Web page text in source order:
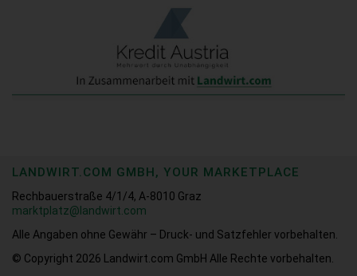
LANDWIRT.COM GMBH, YOUR MARKETPLACE
Rechbauerstraße 4/1/4, A-8010 Graz
marktplatz@landwirt.com
Alle Angaben ohne Gewähr – Druck- und Satzfehler vorbehalten.
© Copyright 2026
Landwirt.com GmbH Alle Rechte vorbehalten.